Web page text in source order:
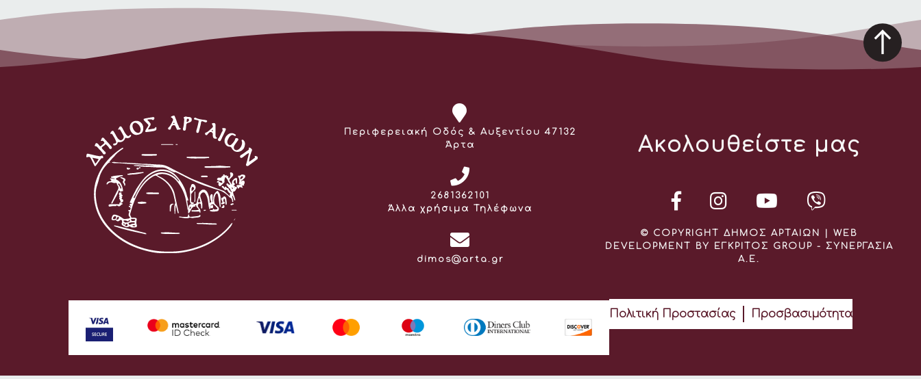
Διεύθυνση:
Περιφερειακή Οδός & Αυξεντίου 47132
Άρτα
Τηλέφωνο:
2681362101
Άλλα χρήσιμα Τηλέφωνα
Email:
dimos@arta.gr
Ακολουθείστε μας
© COPYRIGHT ΔΗΜΟΣ ΑΡΤΑΙΩΝ | WEB
DEVELOPMENT BY ΕΓΚΡΙΤΟΣ GROUP - ΣΥΝΕΡΓΑΣΙΑ
Α.Ε.
Πολιτική Προστασίας Προσβασιμότητα